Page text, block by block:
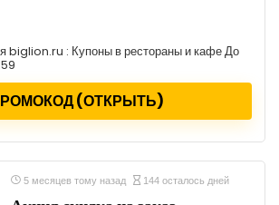
biglion.ru : Купоны в рестораны и кафе До
(ОТКРЫТЬ)
5 месяцев тому назад 144 осталось дней